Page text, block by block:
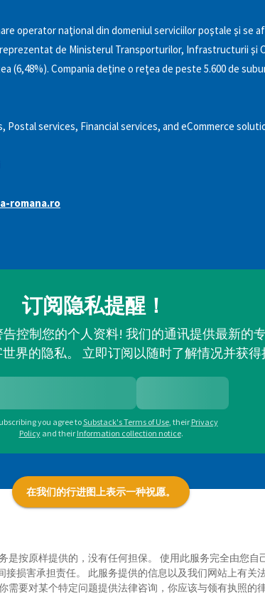
operator naţional din domeniul serviciilor poştale şi se
de Ministerul Transporturilor, Infrastructurii şi
(6,48%). Compania deţine o reţea de peste 5.600 de
Postal services, Financial services, and eCommerce
romana.ro
订阅隐私提醒！
控制您的个人资料! 我们的通讯提供最新的
界的隐私。 立即订阅以随时了解情况并获得
you agree toSubstack's Terms of Use, their Privacy
Policy and their Information collection notice.
在我们的行进图上表示一种祝愿。
是按原样提供的，没有任何担保。 使用此服务完全由您
接损害承担责任。 此服务提供的信息以及我们网站上有关
需要对某个特定问题提供法律咨询，你应该与领有执照的律